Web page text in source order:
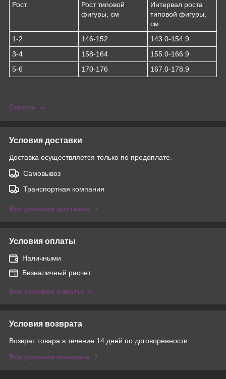
Рост
Рост типовой
фигуры, см
Интервал роста
типовой фигуры,
см
1-2
146-152
143.0-154.9
3-4
158-164
155.0-166.9
5-6
170-176 167.0-178.9
.
Скрыть
Условия доставки
Доставка осуществляется только по предоплате.
Самовывоз
Транспортная компания
Все условия доставки
Условия оплаты
Наличными
Безналичный расчет
Все условия оплаты
Условия возврата
Возврат товара в течение 14 дней по договоренности
Все условия возврата